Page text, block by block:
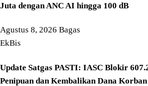
Juta dengan ANC AI hingga 100 dB
Agustus 8, 2026 Bagas
EkBis
Update Satgas PASTI: IASC Blokir
Penipuan dan Kembalikan Dana